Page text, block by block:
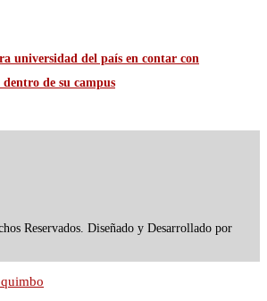
universidad del país en contar con
de su campus
Reservados. Diseñado y Desarrollado por